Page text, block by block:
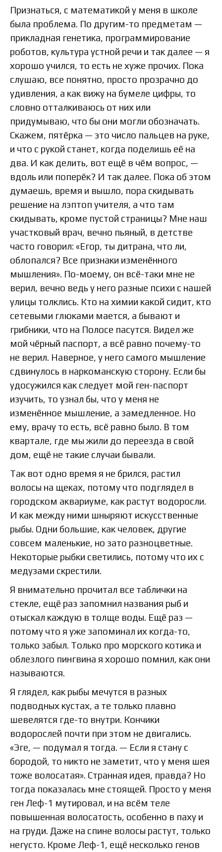
Признаться, с математикой у меня в школе
была проблема. По другим-то предметам —
прикладная генетика, программирование
роботов, культура устной речи и так далее — я
хорошо учился, то есть не хуже прочих. Пока
слушаю, все понятно, просто прозрачно до
удивления, а как вижу на бумеле цифры, то
словно отталкиваюсь от них или
придумываю, что бы они могли обозначать.
Скажем, пятёрка — это число пальцев на руке,
и что с рукой станет, когда поделишь её на
два. И как делить, вот ещё в чём вопрос, —
вдоль или поперёк? И так далее. Пока об этом
думаешь, время и вышло, пора скидывать
решение на лэптоп учителя, а что там
скидывать, кроме пустой страницы? Мне наш
участковый врач, вечно пьяный, в детстве
часто говорил: «Егор, ты дитрана, что ли,
облопался? Все признаки изменённого
мышления». По-моему, он всё-таки мне не
верил, вечно ведь у него разные психи с нашей
улицы толклись. Кто на химии какой сидит, кто
сетевыми глюками мается, а бывают и
грибники, что на Полосе пасутся. Видел же
мой чёрный паспорт, а всё равно почему-то
не верил. Наверное, у него самого мышление
сдвинулось в наркоманскую сторону. Если бы
удосужился как следует мой ген-паспорт
изучить, то узнал бы, что у меня не
изменённое мышление, а замедленное. Но
ему, врачу то есть, всё равно было. В том
квартале, где мы жили до переезда в свой
дом, ещё не такие случаи бывали.
Так вот одно время я не брился, растил
волосы на щеках, потому что подглядел в
городском аквариуме, как растут водоросли.
И как между ними шныряют искусственные
рыбы. Одни большие, как человек, другие
совсем маленькие, но зато разноцветные.
Некоторые рыбки светились, потому что их с
медузами скрестили.
Я внимательно прочитал все таблички на
стекле, ещё раз запомнил названия рыб и
отыскал каждую в толще воды. Ещё раз —
потому что я уже запоминал их когда-то,
только забыл. Только про морского котика и
облезлого пингвина я хорошо помнил, как они
называются.
Я глядел, как рыбы мечутся в разных
подводных кустах, а те только плавно
шевелятся где-то внутри. Кончики
водорослей почти при этом не двигались.
«Эге, — подумал я тогда. — Если я стану с
бородой, то никто не заметит, что у меня шея
тоже волосатая». Странная идея, правда? Но
тогда показалась мне стоящей. Просто у меня
ген Леф-1 мутировал, и на всём теле
повышенная волосатость, особенно в паху и
на груди. Даже на спине волосы растут, только
негусто. Кроме Леф-1, ещё несколько генов